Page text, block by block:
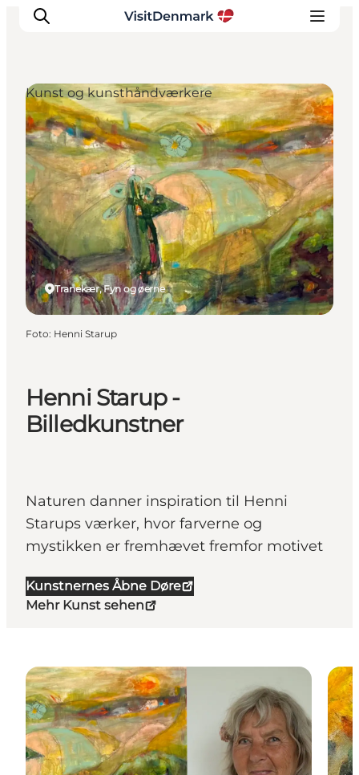
Inspiration
Destinationer
Oplevelser
Overnatning
Planlæg ferien
Henni Starup -
Billedkunstner
Naturen danner inspiration til Henni
Starups værker, hvor farverne og
mystikken er fremhævet fremfor motivet
Kunstnernes Åbne Døre
Mehr Kunst sehen
Tranekær, Fyn og øerne
Kunst og kunsthåndværkere
Foto: Henni Starup